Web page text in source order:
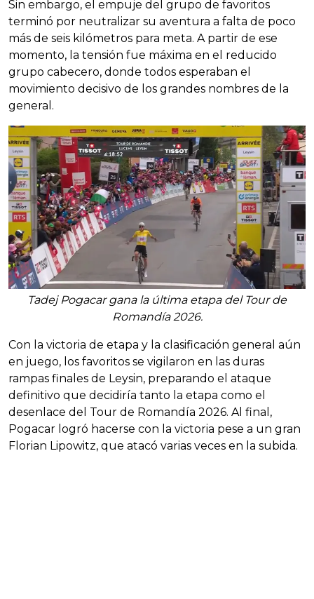
Sin embargo, el empuje del grupo de favoritos
terminó por neutralizar su aventura a falta de poco
más de seis kilómetros para meta. A partir de ese
momento, la tensión fue máxima en el reducido
grupo cabecero, donde todos esperaban el
movimiento decisivo de los grandes nombres de la
general.
Tadej Pogacar gana la última etapa del Tour de
Romandía 2026.
Con la victoria de etapa y la clasificación general aún
en juego, los favoritos se vigilaron en las duras
rampas finales de Leysin, preparando el ataque
definitivo que decidiría tanto la etapa como el
desenlace del Tour de Romandía 2026. Al final,
Pogacar logró hacerse con la victoria pese a un gran
Florian Lipowitz, que atacó varias veces en la subida.